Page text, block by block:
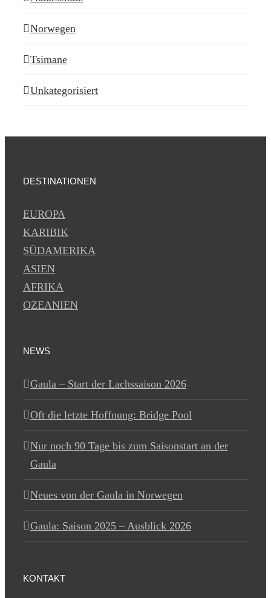
Norwegen
Tsimane
Unkategorisiert
DESTINATIONEN
EUROPA
KARIBIK
SÜDAMERIKA
ASIEN
AFRIKA
OZEANIEN
NEWS
Gaula – Start der Lachssaison 2026
Oft die letzte Hoffnung: Bridge Pool
Nur noch 90 Tage bis zum Saisonstart an der
Gaula
Neues von der Gaula in Norwegen
Gaula: Saison 2025 – Ausblick 2026
KONTAKT